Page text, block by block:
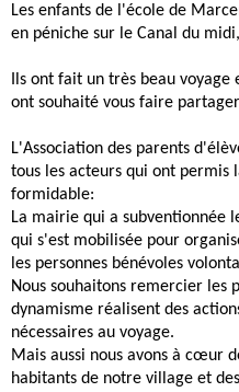
Les enfants de l'école de
en péniche sur le Canal du midi,
Ils ont fait un très beau voyage
ont souhaité vous faire
L'Association des parents
tous les acteurs qui ont permis
formidable:
La mairie qui a subventionnée
qui s'est mobilisée pour
les personnes bénévoles
Nous souhaitons remercier les
dynamisme réalisent des
nécessaires au voyage.
Mais aussi nous avons à cœur
habitants de notre village et